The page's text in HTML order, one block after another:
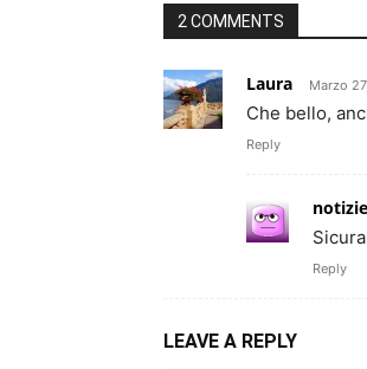
2 COMMENTS
Laura Marzo
Che bello,
Reply
Reply
LEAVE A REPLY